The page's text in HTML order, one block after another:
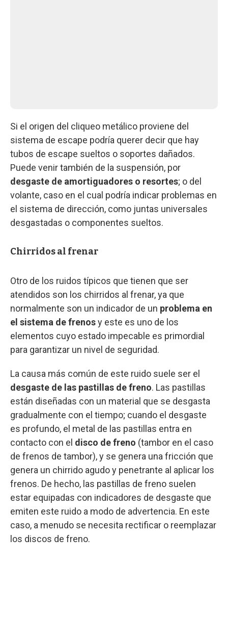
Si el origen del cliqueo metálico proviene del
sistema de escape podría querer decir que hay
tubos de escape sueltos o soportes dañados.
Puede venir también de la suspensión, por
desgaste de amortiguadores o resortes; o del
volante, caso en el cual podría indicar problemas en
el sistema de dirección, como juntas universales
desgastadas o componentes sueltos.
Chirridos al frenar
Otro de los ruidos típicos que tienen que ser
atendidos son los chirridos al frenar, ya que
normalmente son un indicador de un problema en
el sistema de frenosy este es uno de los
elementos cuyo estado impecable es primordial
para garantizar un nivel de seguridad.
La causa más común de este ruido suele ser el
desgaste de las pastillas de freno. Las pastillas
están diseñadas con un material que se desgasta
gradualmente con el tiempo; cuando el desgaste
es profundo, el metal de las pastillas entra en
contacto con el disco de freno (tambor en el caso
de frenos de tambor), y se genera una fricción que
genera un chirrido agudo y penetrante al aplicar los
frenos. De hecho, las pastillas de freno suelen
estar equipadas con indicadores de desgaste que
emiten este ruido a modo de advertencia. En este
caso, a menudo se necesita rectificar o reemplazar
los discos de freno.